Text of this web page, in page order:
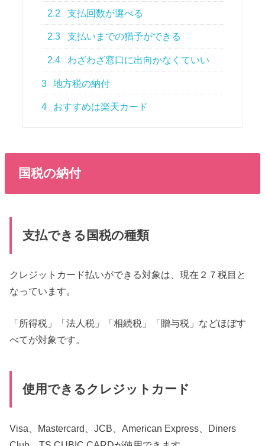
2.2 支払回数が選べる
2.3 支払いまでの猶予ができる
2.4 わざわざ窓口に出向かなくていい
3 地方税の納付
4 おすすめは楽天カード
国税の納付
支払できる国税の種類
クレジットカード払いができる対象は、現在２７税目と
なっています。
「所得税」「法人税」「相続税」「贈与税」などほぼす
べてが対象です。
使用できるクレジットカード
Visa、Mastercard、JCB、American Express、Diners